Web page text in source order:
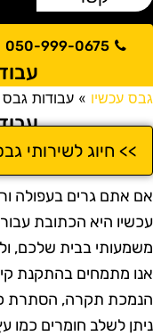
050-999-0675
עכשיו» עבודות גבס
>> חיוג לשירותי
אתם גרים בעפולה
היא הכתובת
בבית שלכם,
מתמחים בהתקנת
תקרה, הסתרת
לשלב חומרים כמו